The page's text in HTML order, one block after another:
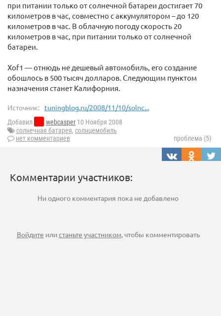
при питании только от солнечной батареи достигает 70
километров в час, совместно с аккумулятором – до 120
километров в час. В облачную погоду скорость 20
километров в час, при питании только от солнечной
батареи.
Xof1 — отнюдь не дешевый автомобиль, его создание
обошлось в 500 тысяч долларов. Следующим пунктом
назначения станет Калифорния.
Источник: tuningblog.ru/2008/11/10/solnc...
Добавил webcasper 10 Ноября 2008
солнечная батарея, солнцемобиль
нет комментариев
проблема (5)
Комментарии участников:
Ни одного комментария пока не добавлено
Войдите илистаньте участником, чтобы комментировать